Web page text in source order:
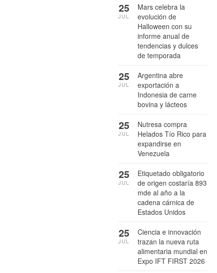
Mars celebra la
evolución de
Halloween con su
informe anual de
tendencias y dulces
de temporada
25
JUL
Argentina abre
exportación a
Indonesia de carne
bovina y lácteos
25
JUL
Nutresa compra
Helados Tío Rico para
expandirse en
Venezuela
25
JUL
Etiquetado obligatorio
de origen costaría 893
mde al año a la
cadena cárnica de
Estados Unidos
25
JUL
Ciencia e innovación
trazan la nueva ruta
alimentaria mundial en
Expo IFT FIRST 2026
25
JUL